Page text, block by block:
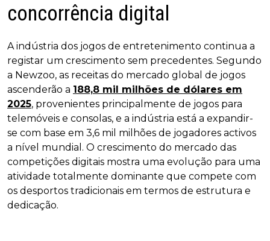
concorrência digital
A indústria dos jogos de entretenimento continua a
registar um crescimento sem precedentes. Segundo
a Newzoo, as receitas do mercado global de jogos
ascenderão a 188,8 mil milhões de dólares em
2025, provenientes principalmente de jogos para
telemóveis e consolas, e a indústria está a expandir-
se com base em 3,6 mil milhões de jogadores activos
a nível mundial. O crescimento do mercado das
competições digitais mostra uma evolução para uma
atividade totalmente dominante que compete com
os desportos tradicionais em termos de estrutura e
dedicação.